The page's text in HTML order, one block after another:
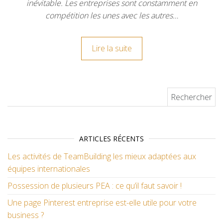
inévitable. Les entreprises sont constamment en
compétition les unes avec les autres…
Lire la suite
ARTICLES RÉCENTS
Les activités de TeamBuilding les mieux adaptées aux
équipes internationales
Possession de plusieurs PEA : ce qu’il faut savoir !
Une page Pinterest entreprise est-elle utile pour votre
business ?